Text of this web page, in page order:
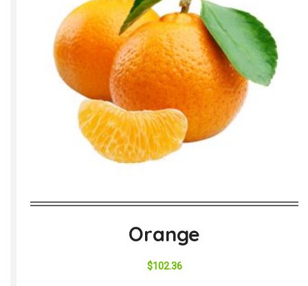
Orange
$102.36